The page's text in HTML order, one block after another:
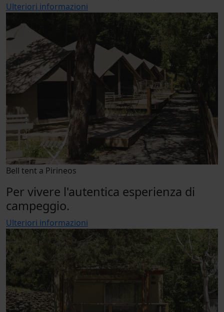
Ulteriori informazioni
Bell tent a Pirineos
Per vivere l'autentica esperienza di
campeggio.
Ulteriori informazioni